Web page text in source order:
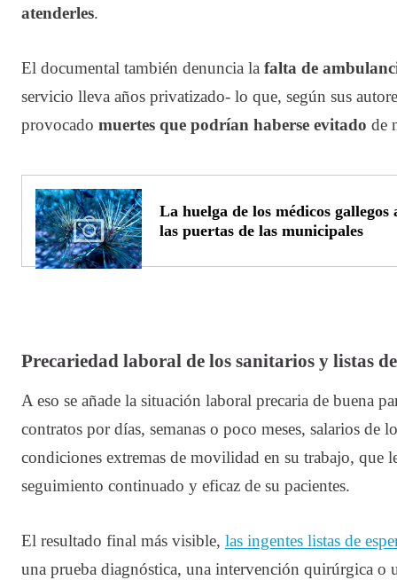
atenderles.
El documental también denuncia la falta de
servicio lleva años privatizado- lo que, según sus
provocado muertes que podrían haberse evitado de
La huelga de los médicos
las puertas de las municipales
Precariedad laboral de los sanitarios y listas
A eso se añade la situación laboral precaria de buena
contratos por días, semanas o poco meses, salarios de
condiciones extremas de movilidad en su trabajo, que
seguimiento continuado y eficaz de su pacientes.
El resultado final más visible, las ingentes listas de
una prueba diagnóstica, una intervención quirúrgica o